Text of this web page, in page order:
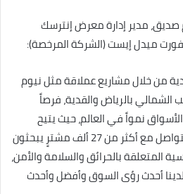
مدير إدارة معرض إنترسك
ميدل إيست (الشركة المرخصة):
من خلال مشاريع عملاقة مثل نيوم
الشمالي بالرياض والقدية، فرصاً
نمواً في العالم، حيث يتيح
المعرض للعارضين إمكانية التواصل مع أكثر من 27 ألف مشترٍ يبحثون
المتعلقة بالحرائق والسلامة والأمن،
أحدث رؤى السوق وأفضل وأحدث